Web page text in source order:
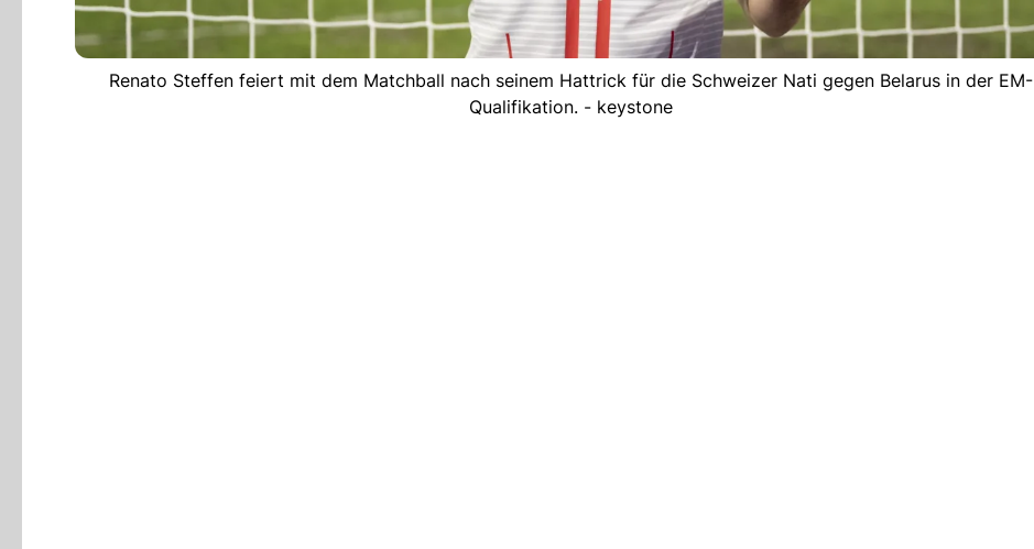
Renato Steffen feiert mit dem Matchball nach seinem Hattrick für die Schweizer Nati gegen Belarus in der EM-
Qualifikation. - keystone